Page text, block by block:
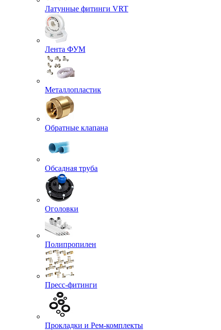
Латунные фитинги VRT
Лента ФУМ
Металлопластик
Обратные клапана
Обсадная труба
Оголовки
Полипропилен
Пресс-фитинги
Прокладки и Рем-комплекты